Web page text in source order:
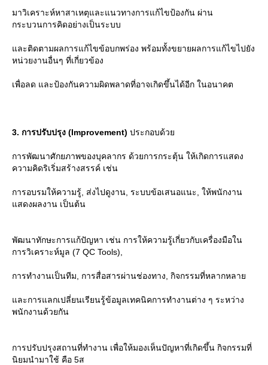
มาวิเคราะห์หาสาเหตุและแนวทางการแก้ไขป้องกัน ผ่าน
กระบวนการคิดอย่างเป็นระบบ
ละติดตามผลการแก้ไขข้อบกพร่อง พร้อมทั้งขยายผลการแก้ไขไปยัง
หน่วยงานอื่นๆ ที่เกี่ยวข้อง
เพื่อลด และป้องกันความผิดพลาดที่อาจเกิดขึ้นได้อีก ในอนาคต
3. การปรับปรุง (Improvement) ประกอบด้ว
การพัฒนาศักยภาพของบุคลากร ด้วยการกระตุ้น ให้เกิดการแสดง
ความคิดริเริ่มสร้างสรรค์ เช่น
การอบรมให้ความรู้, ส่งไปดูงาน, ระบบข้อเสนอแนะ, ให้พนักงาน
สดงผลงาน เป็นต้น
พัฒนาทักษะการแก้ปัญหา เช่น การให้ความรู้เกี่ยวกับเครื่องมือใน
การวิเคราะห์มูล (7 QC Tools),
การทำงานเป็นทีม, การสื่อสารผ่านช่องทาง, กิจกรรมที่หลากหลา
ละการแลกเปลี่ยนเรียนรู้ข้อมูลเทคนิคการทำงานต่าง ๆ ระหว่าง
พนักงานด้วยกัน
การปรับปรุงสถานที่ทำงาน เพื่อให้มองเห็นปัญหาที่เกิดขึ้น กิจกรรมที่
นิยมนำมาใช้ คือ 5ส